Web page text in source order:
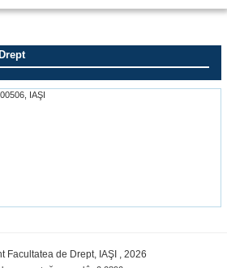
IAŞI
Facultatea de Drept, IAŞI , 2026